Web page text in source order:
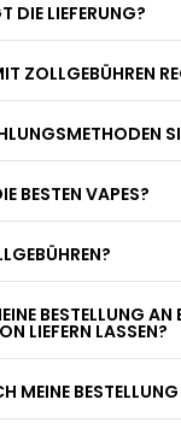
DIE LIEFERUNG?
ZOLLGEBÜHREN
BESTEN VAPES?
BESTELLUNG AN
LIEFERN LASSEN?
MEINE